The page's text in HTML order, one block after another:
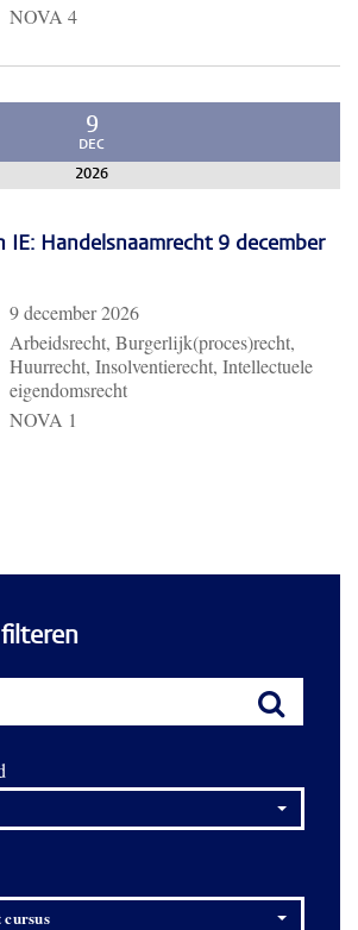
NOVA 4
9
DEC
2026
IE: Handelsnaamrecht 9 december
9 december 2026
Arbeidsrecht, Burgerlijk(proces)recht,
Huurrecht, Insolventierecht, Intellectuele
eigendomsrecht
NOVA 1
cursus